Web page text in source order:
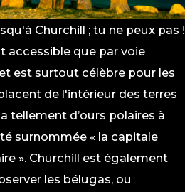
Churchill ; tu ne peux pas !
accessible que par voie
est surtout célèbre pour les
de l'intérieur des terres
tellement d’ours polaires à
surnommée « la capitale
». Churchill est également
les bélugas, ou